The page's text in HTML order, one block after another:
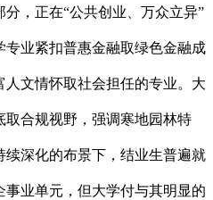
，正在“公共创业、万众立异”
业紧扣普惠金融取绿色金融成
文情怀取社会担任的专业。大
合规视野，强调寒地园林特
深化的布景下，结业生普遍就
业单元，但大学付与其明显的